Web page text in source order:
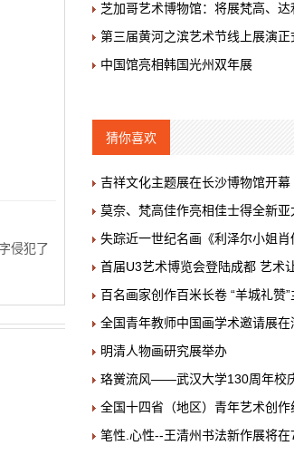
侵犯了
芝加哥艺术博物馆：将展梵高、达
第三届黄河之滨艺术节线上展演正
中国馆亮相韩国光州双年展
猜你喜欢
吉祥文化主题展在长沙博物馆开幕
莫奈、梵高佳作亮相佳士得全新
失踪近一世纪名画《利泽尔小姐肖
首届U3艺术博览会登陆成都 艺术
百名画家创作百米长卷 “羊城礼赞”
全国青年教师中国画学术邀请展
明清人物画研究展举办
珞黉流风——武汉大学130周年校
全国十四省（地区）青年艺术创
笔性.心性--王清州书法新作展将